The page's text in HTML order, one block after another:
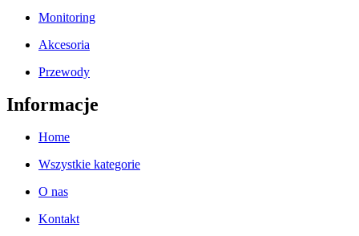
Monitoring
Akcesoria
Przewody
Informacje
Home
Wszystkie kategorie
O nas
Kontakt